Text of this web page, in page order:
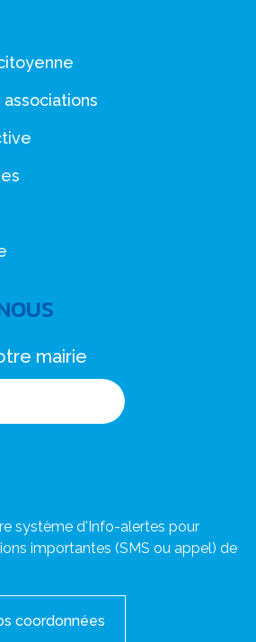
mairie
système d'Info-alertes pour
importantes (SMS ou appel) de
coordonnées